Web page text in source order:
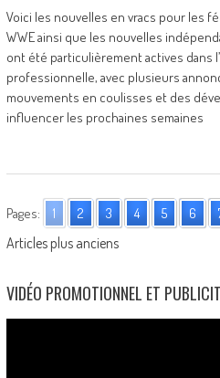
Voici les nouvelles en vracs pour les
WWE ainsi que les nouvelles
ont été particulièrement actives dans
professionnelle, avec plusieurs
mouvements en coulisses et des
influencer les prochaines semaines
Pages: 1 2 3 4 5 6
Posts
navigation
Articles plus anciens
VIDÉO PROMOTIONNEL ET